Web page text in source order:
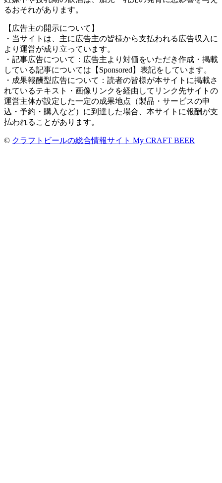
るおそれがあります。
【広告主の開示について】
・当サイトは、主に広告主の皆様から支払われる広告収入に
より運営が成り立っています。
・記事広告について：広告主より対価をいただき作成・掲載
している記事については【Sponsored】表記をしています。
・成果報酬型広告について：読者の皆様が本サイトに掲載さ
れているテキスト・画像リンクを経由してリンク先サイトの
運営主体が設定した一定の成果地点（製品・サービスの申
込・予約・購入など）に到達した場合、本サイトに報酬が支
払われることがあります。
© クラフトビールの総合情報サイト My CRAFT BEER